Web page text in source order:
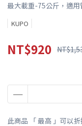
最大載重-75公斤，適
KUPO
NT$920
此商品 「 最高 」可以